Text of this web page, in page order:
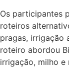
Os participantes
roteiros
pragas, irrigação
roteiro abordou
irrigação, milho e